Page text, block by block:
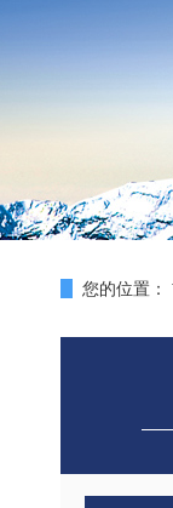
您的位置：